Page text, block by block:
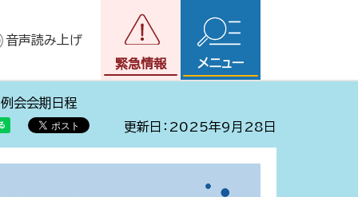
音声読み上げ
緊急情報
メニュー
会会期日程
更新日：2025年9月28日